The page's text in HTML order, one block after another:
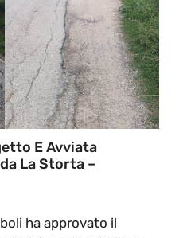
E Avviata
La Storta –
ha approvato il